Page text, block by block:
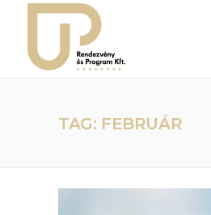
TAG: FEBRUÁR